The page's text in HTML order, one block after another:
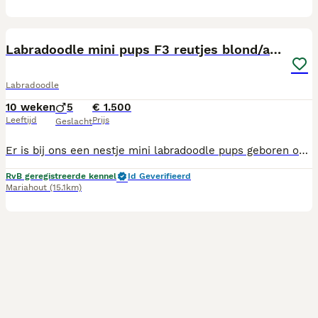
Labradoodle mini pups F3 reutjes blond/abrikoos
Labradoodle
10 weken
Leeftijd
5
Geslacht
€ 1.500
Prijs
Er is bij ons een nestje mini labradoodle pups geboren op 28 mei j.l. er is nog 1 reutje beschikbaar blond/abrikoos. Beide ouders aanwezig en deze zijn gekeurd uiteraard. Pup is gechipt en geregistreerd zoals wettelijk vereist en heeft Europees dierenpaspoort met gezondheidscheck van de dierenarts. Wordt regelmatig ontwormd en heeft inmiddels 2e inenting en kennelhoest gehad. Hij groeit met kinderen en andere dieren op en is goed gesocialiseerd. Wij werken met een koopovereenkomst waarin we een garantie aanbieden tot de leeftijd van een half jaar. Hij mag het nestje verlaten maar dit gaat natuurlijk altijd in overleg. Vakantieopvang mogelijk. Voor meer informatie of maken afspraak om geheel vrijblijvend te komen kijken bel dan met 0622991113. Ons ubn nr is 6350101
RvB geregistreerde kennel
Id Geverifieerd
Mariahout (15.1km)